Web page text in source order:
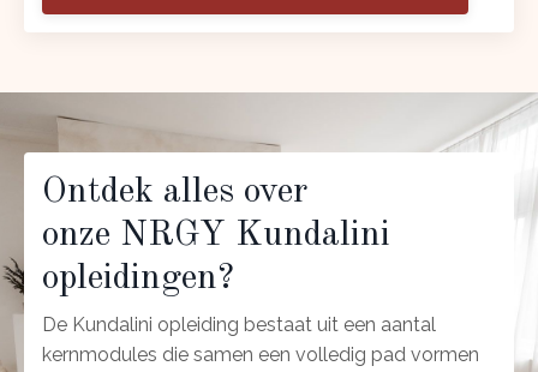
Ontdek alles over
onze NRGY Kundalini
opleidingen?
De Kundalini opleiding bestaat uit een aantal
kernmodules die samen een volledig pad vormen